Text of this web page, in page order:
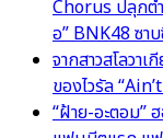
Chorus ปลุกต
อ” BNK48 ซ
จากสาวสโลวา
ของไวรัล
“ฝ้าย-อะตอม”